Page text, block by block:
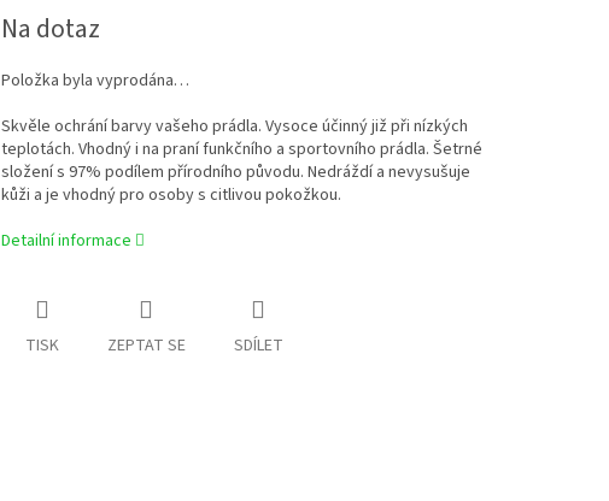
cena:
Na dotaz
Položka byla vyprodána…
Skvěle ochrání barvy vašeho prádla. Vysoce účinný již při nízkých
teplotách. Vhodný i na praní funkčního a sportovního prádla. Šetrné
složení s 97% podílem přírodního původu. Nedráždí a nevysušuje
kůži a je vhodný pro osoby s citlivou pokožkou.
Detailní informace
TISK ZEPTAT SE SDÍLET